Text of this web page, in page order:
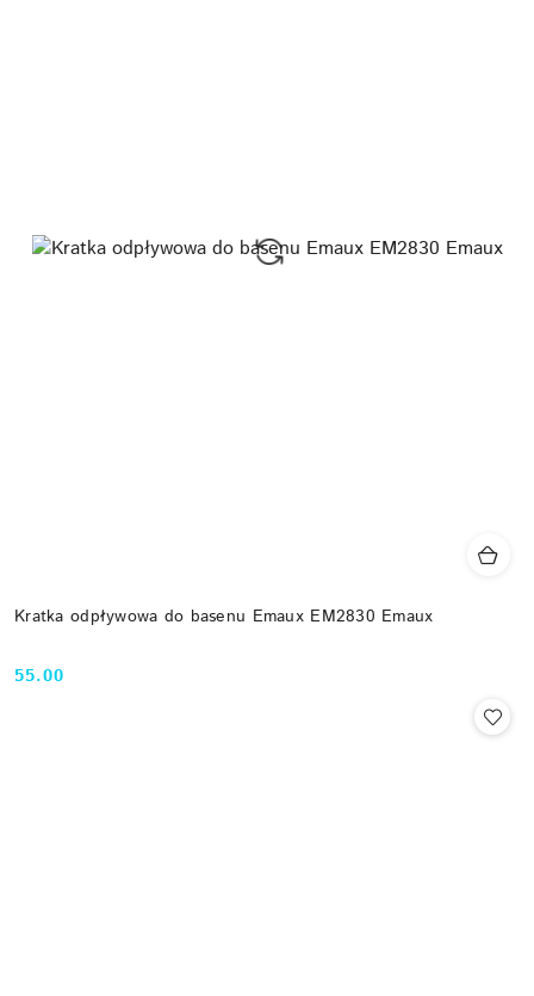
Kratka odpływowa do basenu Emaux EM2830 Emaux
Cena:
55.00